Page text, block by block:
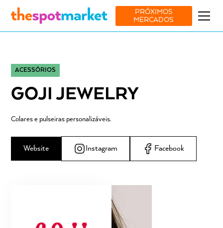
PRÓXIMOS
MERCADOS
ACESSÓRIOS
GOJI JEWELRY
Colares e pulseiras personalizáveis.
Website Instagram Facebook